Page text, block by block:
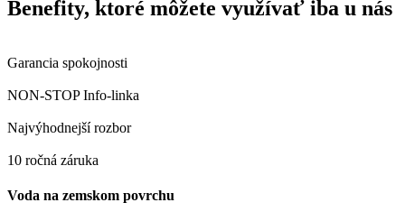
Benefity, ktoré môžete využívať iba u nás
Garancia spokojnosti
NON-STOP Info-linka
Najvýhodnejší rozbor
10 ročná záruka
Voda na zemskom povrchu